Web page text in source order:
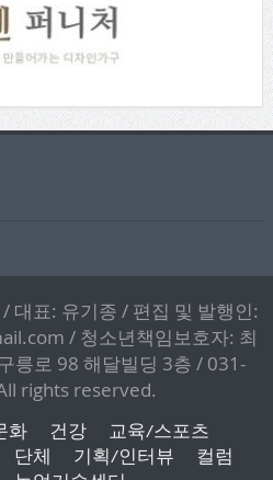
대표: 유기종 / 편집 및 발행인:
/ 청소년책임보호자: 최
릉로 98 해달빌딩 3층 / 031-
rights reserved.
화 건강
교육/스포츠
단체 기획/인터뷰
컬럼